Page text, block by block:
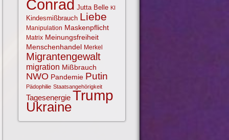
Conrad Jutta Belle KI
Kindesmißbrauch Liebe
Manipulation Maskenpflicht
Matrix Meinungsfreiheit
Menschenhandel Merkel
Migrantengewalt
migration Mißbrauch
NWO Pandemie Putin
Pädophilie Staatsangehörigkeit
Tagesenergie Trump
Ukraine